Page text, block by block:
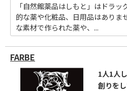
「自然館薬品はしもと」はドラ
的な薬や化粧品、日用品はありま
な素材で作られた薬や、...
FARBE
1人1人
創りを